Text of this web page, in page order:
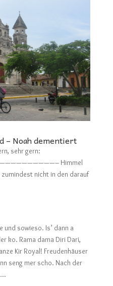
– Noah dementiert
sehr gern:
Himmel
nicht in den darauf
sowieso. Is’ dann a
ko. Rama dama Diri Dari,
Kir Royal! Freudenhäuser
seng mer scho. Nach der